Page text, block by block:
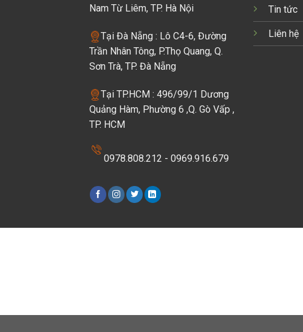
Nam Từ Liêm, TP. Hà Nội
Tại Đà Nẵng : Lô C4-6, Đường
Trần Nhân Tông, P.Thọ Quang, Q.
Sơn Trà, TP. Đà Nẵng
Tại TP.HCM : 496/99/1 Dương
Quảng Hàm, Phường 6 ,Q. Gò Vấp ,
TP. HCM
0978.808.212 - 0969.916.679
Tin tức
Liên hệ